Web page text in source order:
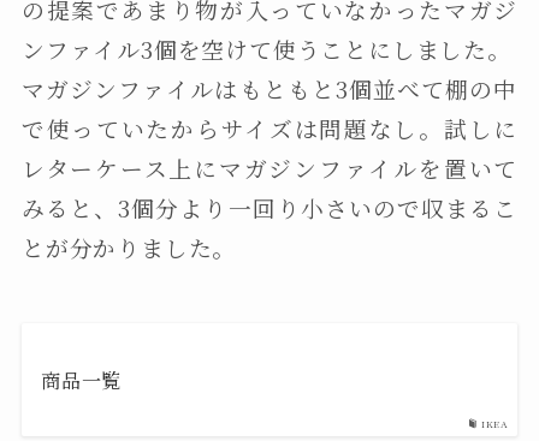
の提案であまり物が入っていなかったマガジ
ンファイル3個を空けて使うことにしました。
マガジンファイルはもともと3個並べて棚の中
で使っていたからサイズは問題なし。試しに
レターケース上にマガジンファイルを置いて
みると、3個分より一回り小さいので収まるこ
とが分かりました。
IKEA
商品一覧